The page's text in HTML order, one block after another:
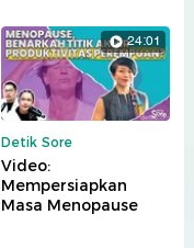
24:01
Detik Sore
Video:
Mempersiapkan
Masa Menopause